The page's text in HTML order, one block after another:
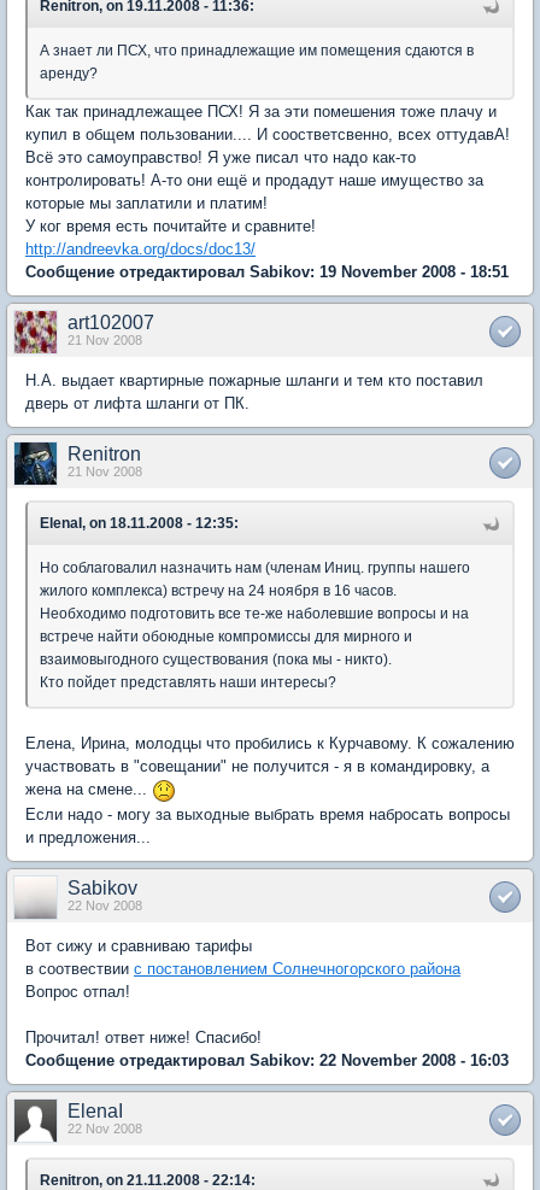
Renitron, on 19.11.2008 - 11:36:
А знает ли ПСХ, что принадлежащие им помещения сдаются в
аренду?
Как так принадлежащее ПСХ! Я за эти помешения тоже плачу и
купил в общем пользовании.... И соостветсвенно, всех оттудавА!
Всё это самоуправство! Я уже писал что надо как-то
контролировать! А-то они ещё и продадут наше имущество за
которые мы заплатили и платим!
У ког время есть почитайте и сравните!
http://andreevka.org/docs/doc13/
Сообщение отредактировал Sabikov: 19 November 2008 - 18:51
art102007
21 Nov 2008
Н.А. выдает квартирные пожарные шланги и тем кто поставил
дверь от лифта шланги от ПК.
Renitron
21 Nov 2008
ElenaI, on 18.11.2008 - 12:35:
Но соблаговалил назначить нам (членам Иниц. группы нашего
жилого комплекса) встречу на 24 ноября в 16 часов.
Необходимо подготовить все те-же наболевшие вопросы и на
встрече найти обоюдные компромиссы для мирного и
взаимовыгодного существования (пока мы - никто).
Кто пойдет представлять наши интересы?
Елена, Ирина, молодцы что пробились к Курчавому. К сожалению
участвовать в "совещании" не получится - я в командировку, а
жена на смене...
Если надо - могу за выходные выбрать время набросать вопросы
и предложения...
Sabikov
22 Nov 2008
Вот сижу и сравниваю тарифы
в соотвествии с постановлением Солнечногорского района
Вопрос отпал!
Прочитал! ответ ниже! Спасибо!
Сообщение отредактировал Sabikov: 22 November 2008 - 16:03
ElenaI
22 Nov 2008
Renitron, on 21.11.2008 - 22:14: